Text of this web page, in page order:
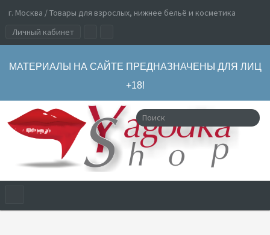
г. Москва / Товары для взрослых, нижнее бельё и косметика
Личный кабинет
МАТЕРИАЛЫ НА САЙТЕ ПРЕДНАЗНАЧЕНЫ ДЛЯ ЛИЦ
+18!